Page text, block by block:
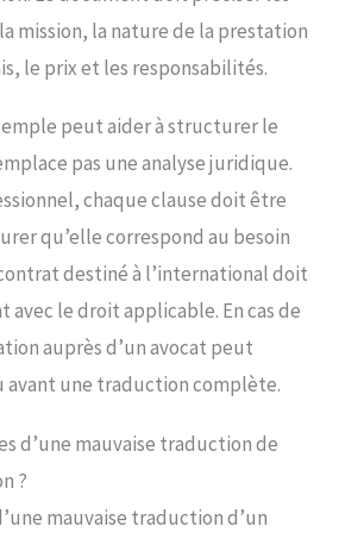
mission, la nature de la prestation
le prix et les responsabilités.
peut aider à structurer le
pas une analyse juridique.
chaque clause doit être
qu’elle correspond au besoin
destiné à l’international doit
avec le droit applicable. En cas de
auprès d’un avocat peut
avant une traduction complète.
d’une mauvaise traduction de
?
mauvaise traduction d’un